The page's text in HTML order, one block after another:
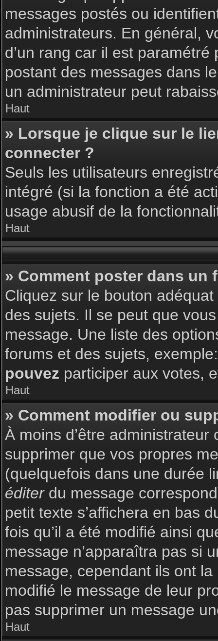
messages postés ou
administrateurs. En général,
d’un rang car il est
postant des messages dans
un administrateur peut
Haut
» Lorsque je clique sur le
connecter ?
Seuls les utilisateurs
intégré (si la fonction a été
usage abusif de la
Haut
» Comment poster dans un
Cliquez sur le bouton
des sujets. Il se peut que
message. Une liste des
forums et des sujets,
pouvez participer aux votes,
Haut
» Comment modifier ou
À moins d’être
supprimer que vos propres
(quelquefois dans une durée
éditerdu message
petit texte s’affichera en bas
fois qu’il a été modifié ainsi
message n’apparaîtra pas si
message, cependant ils ont
modifié le message de leur
pas supprimer un message
Haut